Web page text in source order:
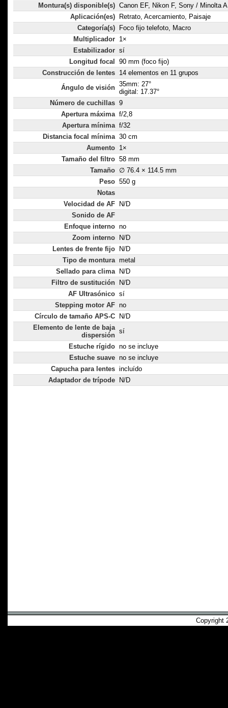
Montura(s) disponible(s) Canon EF, Nikon F, Sony / Minolta A
Aplicación(es)
Retrato, Acercamiento, Paisaje
Categoría(s)
Foco fijo telefoto, Macro
Multiplicador 1×
Estabilizador sí
Longitud focal
90 mm (foco fijo)
Construcción de lentes 14 elementos en 11 grupos
Ángulo de visión 35mm: 27°
digital: 17.37°
Número de cuchillas 9
Apertura máxima f/2,8
Apertura mínima f/32
Distancia focal mínima 30 cm
Aumento 1×
Tamaño del filtro 58 mm
Tamaño ∅ 76.4 × 114.5 mm
Peso 550 g
Notas
Velocidad de AF
N/D
Sonido de AF
Enfoque interno no
Zoom interno
N/D
Lentes de frente fijo
N/D
Tipo de montura metal
Sellado para clima
N/D
Filtro de sustitución
N/D
AF Ultrasónico sí
Stepping motor AF no
Círculo de tamaño APS-C
N/D
Elemento de lente de baja
dispersión
sí
Estuche rígido no se incluye
Estuche suave no se incluye
Capucha para lentes incluído
Adaptador de trípode
N/D
Copyright